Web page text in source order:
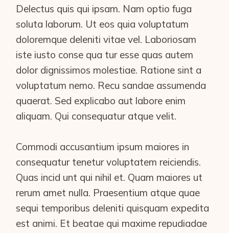
Delectus quis qui ipsam. Nam optio fuga
soluta laborum. Ut eos quia voluptatum
doloremque deleniti vitae vel. Laboriosam
iste iusto conse qua tur esse quas autem
dolor dignissimos molestiae. Ratione sint a
voluptatum nemo. Recu sandae assumenda
quaerat. Sed explicabo aut labore enim
aliquam. Qui consequatur atque velit.
Commodi accusantium ipsum maiores in
consequatur tenetur voluptatem reiciendis.
Quas incid unt qui nihil et. Quam maiores ut
rerum amet nulla. Praesentium atque quae
sequi temporibus deleniti quisquam expedita
est animi. Et beatae qui maxime repudiadae